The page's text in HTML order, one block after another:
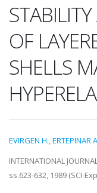
OF
SHELLS
EVIRGEN H.,ERTEPINAR
INTERNATIONAL
ss.623-632, 1989 (SCI-